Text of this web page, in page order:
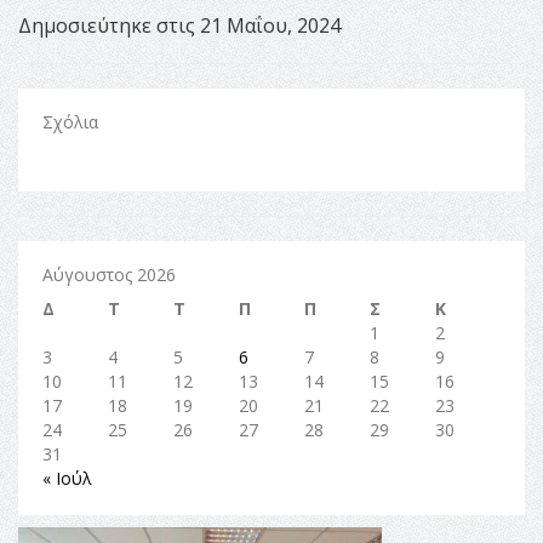
Δημοσιεύτηκε στις 21 Μαΐου, 2024
Σχόλια
Αύγουστος 2026
Δ
Τ Τ Π Π Σ
Κ
1
2
3
4 5 6 7 8
9
10
11 12 13 14 15
16
17
18 19 20 21 22
23
24
25 26 27 28 29
30
31
« Ιούλ